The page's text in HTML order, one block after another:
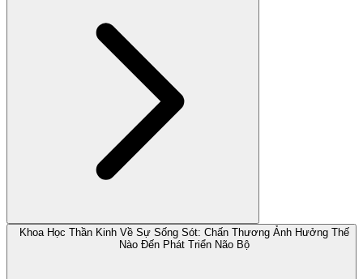
Khoa Học Thần Kinh Về Sự Sống Sót: Chấn Thương Ảnh Hưởng Thế
Nào Đến Phát Triển Não Bộ